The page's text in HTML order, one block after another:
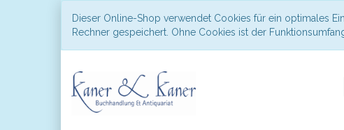
Dieser Online-Shop verwendet Cookies für ein optimales
Rechner gespeichert. Ohne Cookies ist der